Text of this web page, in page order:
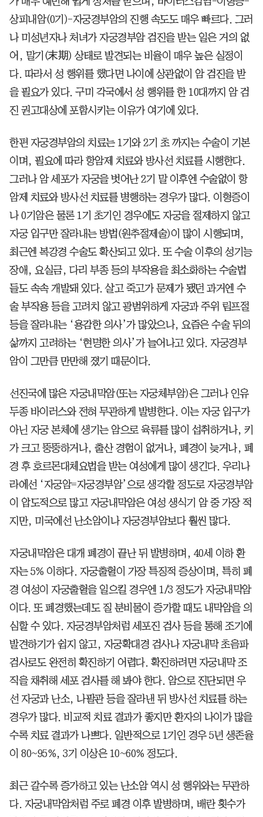
상피내암(0기)-자궁경부암의 진행 속도도 매우 빠르다. 그러
나 미성년자나 처녀가 자궁경부암 검진을 받는 일은 거의 없
어, 말기(末期) 상태로 발견되는 비율이 매우 높은 실정이
다. 따라서 성 행위를 했다면 나이에 상관없이 암 검진을 받
을 필요가 있다. 구미 각국에서 성 행위를 한 10대까지 암 검
진 권고대상에 포함시키는 이유가 여기에 있다.
한편 자궁경부암의 치료는 1기와 2기 초 까지는 수술이 기본
이며, 필요에 따라 항암제 치료와 방사선 치료를 시행한다.
그러나 암 세포가 자궁을 벗어난 2기 말 이후엔 수술없이 항
암제 치료와 방사선 치료를 병행하는 경우가 많다. 이형증이
나 0기암은 물론 1기 초기인 경우에도 자궁을 절제하지 않고
자궁 입구만 잘라내는 방법(원추절제술)이 많이 시행되며,
최근엔 복강경 수술도 확산되고 있다. 또 수술 이후의 성기능
장애, 요실금, 다리 부종 등의 부작용을 최소화하는 수술법
들도 속속 개발돼 있다. 살고 죽고가 문제가 됐던 과거엔 수
술 부작용 등을 고려치 않고 광범위하게 자궁과 주위 림프절
등을 잘라내는 ‘용감한 의사’가 많았으나, 요즘은 수술 뒤의
삶까지 고려하는 ‘현명한 의사’가 늘어나고 있다. 자궁경부
암이 그만큼 만만해 졌기 때문이다.
선진국에 많은 자궁내막암(또는 자궁체부암)은 그러나 인유
두종 바이러스와 전혀 무관하게 발병한다. 이는 자궁 입구가
아닌 자궁 본체에 생기는 암으로 육류를 많이 섭취하거나, 키
가 크고 뚱뚱하거나, 출산 경험이 없거나, 폐경이 늦거나, 폐
경 후 호르몬대체요법을 받는 여성에게 많이 생긴다. 우리나
라에선 ‘자궁암=자궁경부암’으로 생각할 정도로 자궁경부암
이 압도적으로 많고 자궁내막암은 여성 생식기 암 중 가장 적
지만, 미국에선 난소암이나 자궁경부암보다 훨씬 많다.
자궁내막암은 대개 폐경이 끝난 뒤 발병하며, 40세 이하 환
자는 5% 이하다. 자궁출혈이 가장 특징적 증상이며, 특히 폐
경 여성이 자궁출혈을 일으킬 경우엔 1/3 정도가 자궁내막암
이다. 또 폐경했는데도 질 분비물이 증가할 때도 내막암을 의
심할 수 있다. 자궁경부암처럼 세포진 검사 등을 통해 조기에
발견하기가 쉽지 않고, 자궁확대경 검사나 자궁내막 초음파
검사로도 완전히 확진하기 어렵다. 확진하려면 자궁내막 조
직을 채취해 세포 검사를 해 봐야 한다. 암으로 진단되면 우
선 자궁과 난소, 나팔관 등을 잘라낸 뒤 방사선 치료를 하는
경우가 많다. 비교적 치료 결과가 좋지만 환자의 나이가 많을
수록 치료 결과가 나쁘다. 일반적으로 1기인 경우 5년 생존율
이 80~95%, 3기 이상은 10~60% 정도다.
최근 갈수록 증가하고 있는 난소암 역시 성 행위와는 무관하
다. 자궁내막암처럼 주로 폐경 이후 발병하며, 배란 횟수가